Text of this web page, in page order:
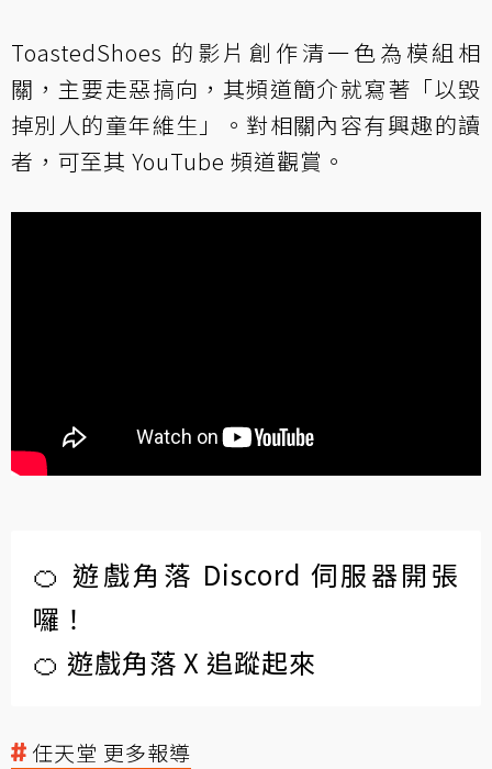
ToastedShoes 的影片創作清一色為模組相
關，主要走惡搞向，其頻道簡介就寫著「以毀
掉別人的童年維生」。對相關內容有興趣的讀
者，可至其 YouTube 頻道觀賞。
🍊 遊戲角落 Discord 伺服器開張
囉！
🍊 遊戲角落 X 追蹤起來
任天堂 更多報導